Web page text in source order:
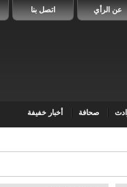
اتصل بنا عن الرأي
صحافة أخبار خفيفة